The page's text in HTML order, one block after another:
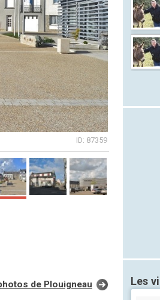
ID: 87359
de Plouigneau Les